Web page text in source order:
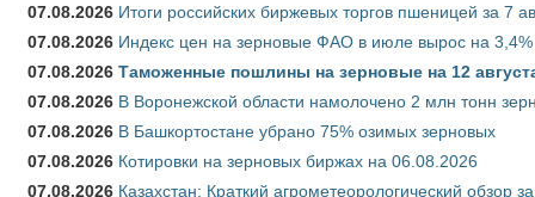
07.08.2026 Итоги российских биржевых торгов пшеницей за 7
07.08.2026 Индекс цен на зерновые ФАО в июле вырос на 3,4%
07.08.2026 Таможенные пошлины на зерновые на 12
07.08.2026 В Воронежской области намолочено 2 млн тонн
07.08.2026 В Башкортостане убрано 75% озимых зерновых
07.08.2026 Котировки на зерновых биржах на 06.08.2026
07.08.2026 Казахстан: Краткий агрометеорологический обзор